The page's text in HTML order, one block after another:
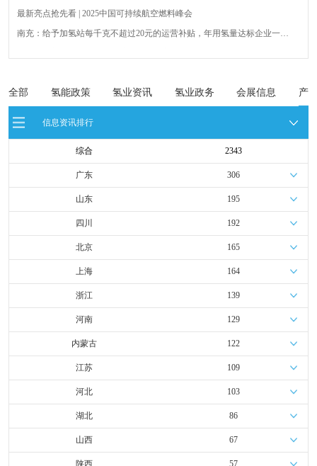
最新亮点抢先看 | 2025中国可持续航空燃料峰会
南充：给予加氢站每千克不超过20元的运营补贴，年用氢量达标企业一次
成果验收工作会议在呼伦贝尔举行
新疆俊瑞温宿规模化制绿氢项目开工仪式在温宿县成功举办
产业发展举办交流会
全部 氢能政策 氢业资讯 氢业政务 会展信息 产
信息资讯排行
综合 2343
广东 306
山东 195
四川 192
北京 165
上海 164
浙江 139
河南 129
内蒙古 122
江苏 109
河北 103
湖北 86
山西 67
陕西 57